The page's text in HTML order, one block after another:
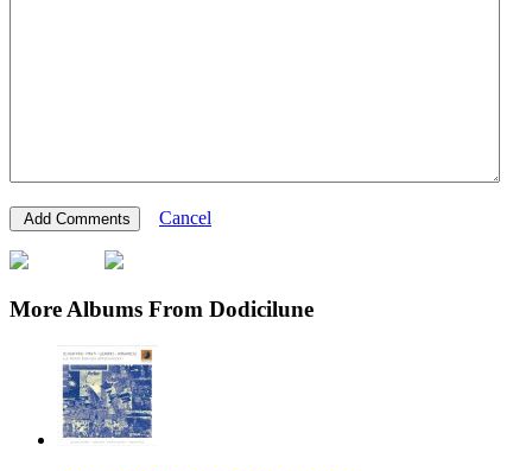
Cancel
More Albums From Dodicilune